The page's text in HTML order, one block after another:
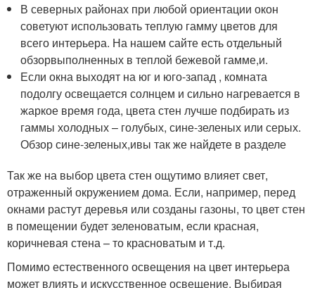
В северных районах при любой ориентации окон
советуют использовать теплую гамму цветов для
всего интерьера. На нашем сайте есть отдельный
обзорвыполненных в теплой бежевой гамме,и.
Если окна выходят на юг и юго-запад , комната
подолгу освещается солнцем и сильно нагревается в
жаркое время года, цвета стен лучше подбирать из
гаммы холодных – голубых, сине-зеленых или серых.
Обзор сине-зеленых,ивы так же найдете в разделе
Так же на выбор цвета стен ощутимо влияет свет,
отраженный окружением дома. Если, например, перед
окнами растут деревья или созданы газоны, то цвет стен
в помещении будет зеленоватым, если красная,
коричневая стена – то красноватым и т.д.
Помимо естественного освещения на цвет интерьера
может влиять и искусственное освещение. Выбирая